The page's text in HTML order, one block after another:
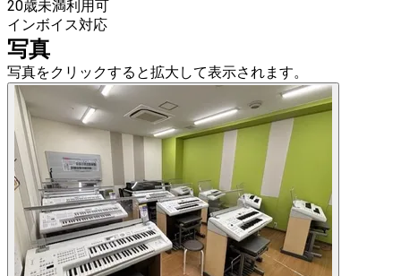
20歳未満利用可
インボイス対応
写真
写真をクリックすると拡大して表示されます。